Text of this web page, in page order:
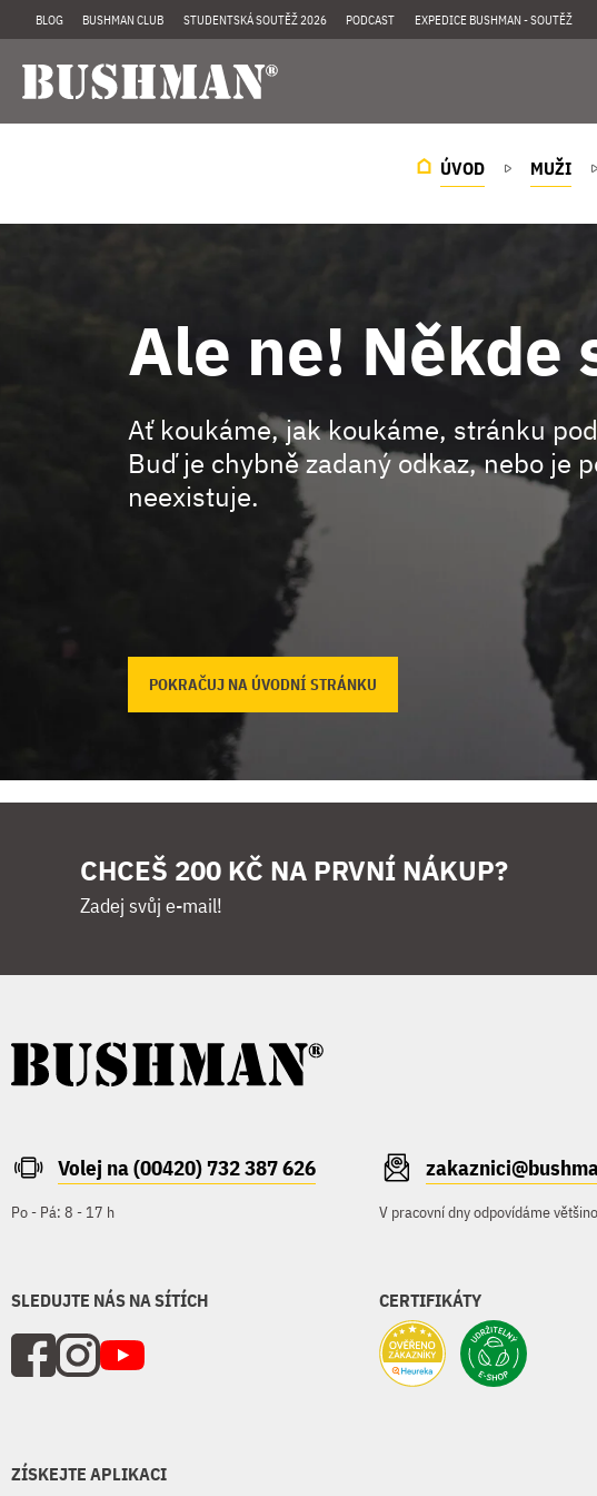
BLOG BUSHMAN CLUB STUDENTSKÁ SOUTĚŽ 2026 PODCAST EXPEDICE BUSHMAN - SOUTĚŽ
ÚVOD MUŽI
Ale ne! Někde
Ať koukáme, jak koukáme, stránku
Buď je chybně zadaný odkaz, nebo je
neexistuje.
POKRAČUJ NA ÚVODNÍ STRÁNKU
CHCEŠ 200 KČ NA PRVNÍ NÁKUP?
Zadej svůj e-mail!
Volej na (00420) 732 387 626
Po - Pá: 8 - 17 h V pracovní dny odpovídáme
SLEDUJTE NÁS NA SÍTÍCH CERTIFIKÁTY
ZÍSKEJTE APLIKACI